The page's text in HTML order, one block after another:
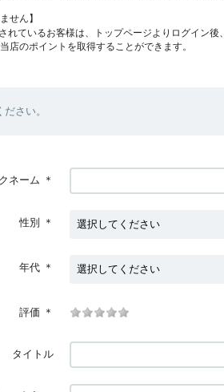
せん】
ているお客様は、トップページよりログイン後、
店のポイントを取得することができます。
さい。
ネーム ＊
性別 ＊
年代 ＊
評価 ＊
タイトル